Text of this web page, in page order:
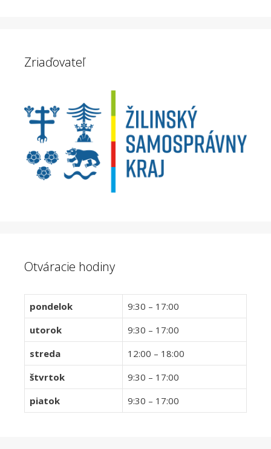
Zriaďovateľ
Otváracie hodiny
pondelok
9:30 – 17:00
utorok
9:30 – 17:00
streda
12:00 – 18:00
štvrtok
9:30 – 17:00
piatok
9:30 – 17:00